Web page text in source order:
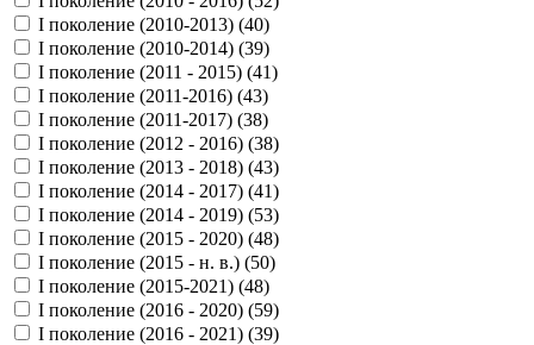
I поколение (2010-2013) (40)
I поколение (2010-2014) (39)
I поколение (2011 - 2015) (41)
I поколение (2011-2016) (43)
I поколение (2011-2017) (38)
I поколение (2012 - 2016) (38)
I поколение (2013 - 2018) (43)
I поколение (2014 - 2017) (41)
I поколение (2014 - 2019) (53)
I поколение (2015 - 2020) (48)
I поколение (2015 - н. в.) (50)
I поколение (2015-2021) (48)
I поколение (2016 - 2020) (59)
I поколение (2016 - 2021) (39)